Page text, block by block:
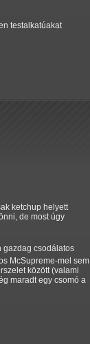
testalkatúakat
ketchup helyett
de most úgy
gazdag csodálatos
McSupreme-mel sem,
között (valami
maradt egy csomó a